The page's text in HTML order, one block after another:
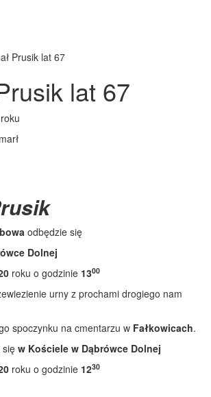
Prusik lat 67
lat 67
odbędzie się
Dolnej
roku o godzinie 1300
urny z prochami drogiego nam
spoczynku na cmentarzu w Fałkowicach.
się w Kościele w Dąbrówce Dolnej
roku o godzinie 1230